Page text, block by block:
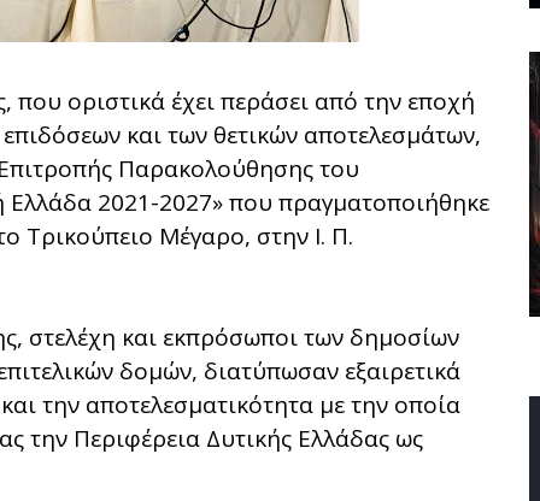
οριστικά έχει περάσει από την εποχή
και των θετικών αποτελεσμάτων,
Παρακολούθησης του
Ελλάδα 2021-2027» που πραγματοποιήθηκε
Τρικούπειο Μέγαρο, στην Ι. Π.
στελέχη και εκπρόσωποι των δημοσίων
δομών, διατύπωσαν εξαιρετικά
την αποτελεσματικότητα με την οποία
την Περιφέρεια Δυτικής Ελλάδας ως